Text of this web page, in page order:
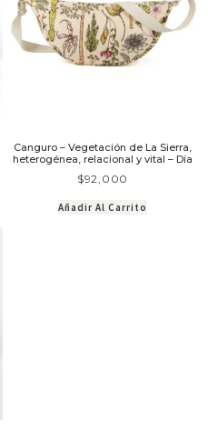
Canguro – Vegetación de La Sierra,
heterogénea, relacional y vital – Día
$92,000
Añadir Al Carrito